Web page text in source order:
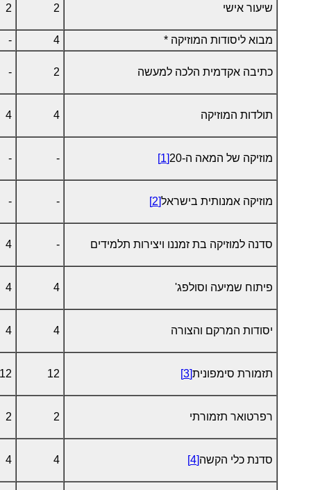
שיעור אישי 2
2
מבוא ליסודות המוזיקה * 4
-
כתיבה אקדמית הלכה למעשה 2
-
תולדות המוזיקה 4
4
מוזיקה של המאה ה-20 [1]
-
-
מוזיקה אמנותית בישראל[2]
-
-
סדנה למוזיקה בת זמננו ויצירות תלמידים -
4
פיתוח שמיעה וסולפג' 4
4
יסודות המרקם והצורה 4
4
תזמורת סימפונית[3]
12
12
רפרטואר תזמורתי 2
2
סדנת כלי הקשה[4]
4
4